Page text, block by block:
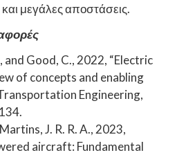
και μεγάλες αποστάσεις.
Good, C., 2022, “Electric
of concepts and enabling
Engineering,
J. R. R. A., 2023,
aircraft: Fundamental